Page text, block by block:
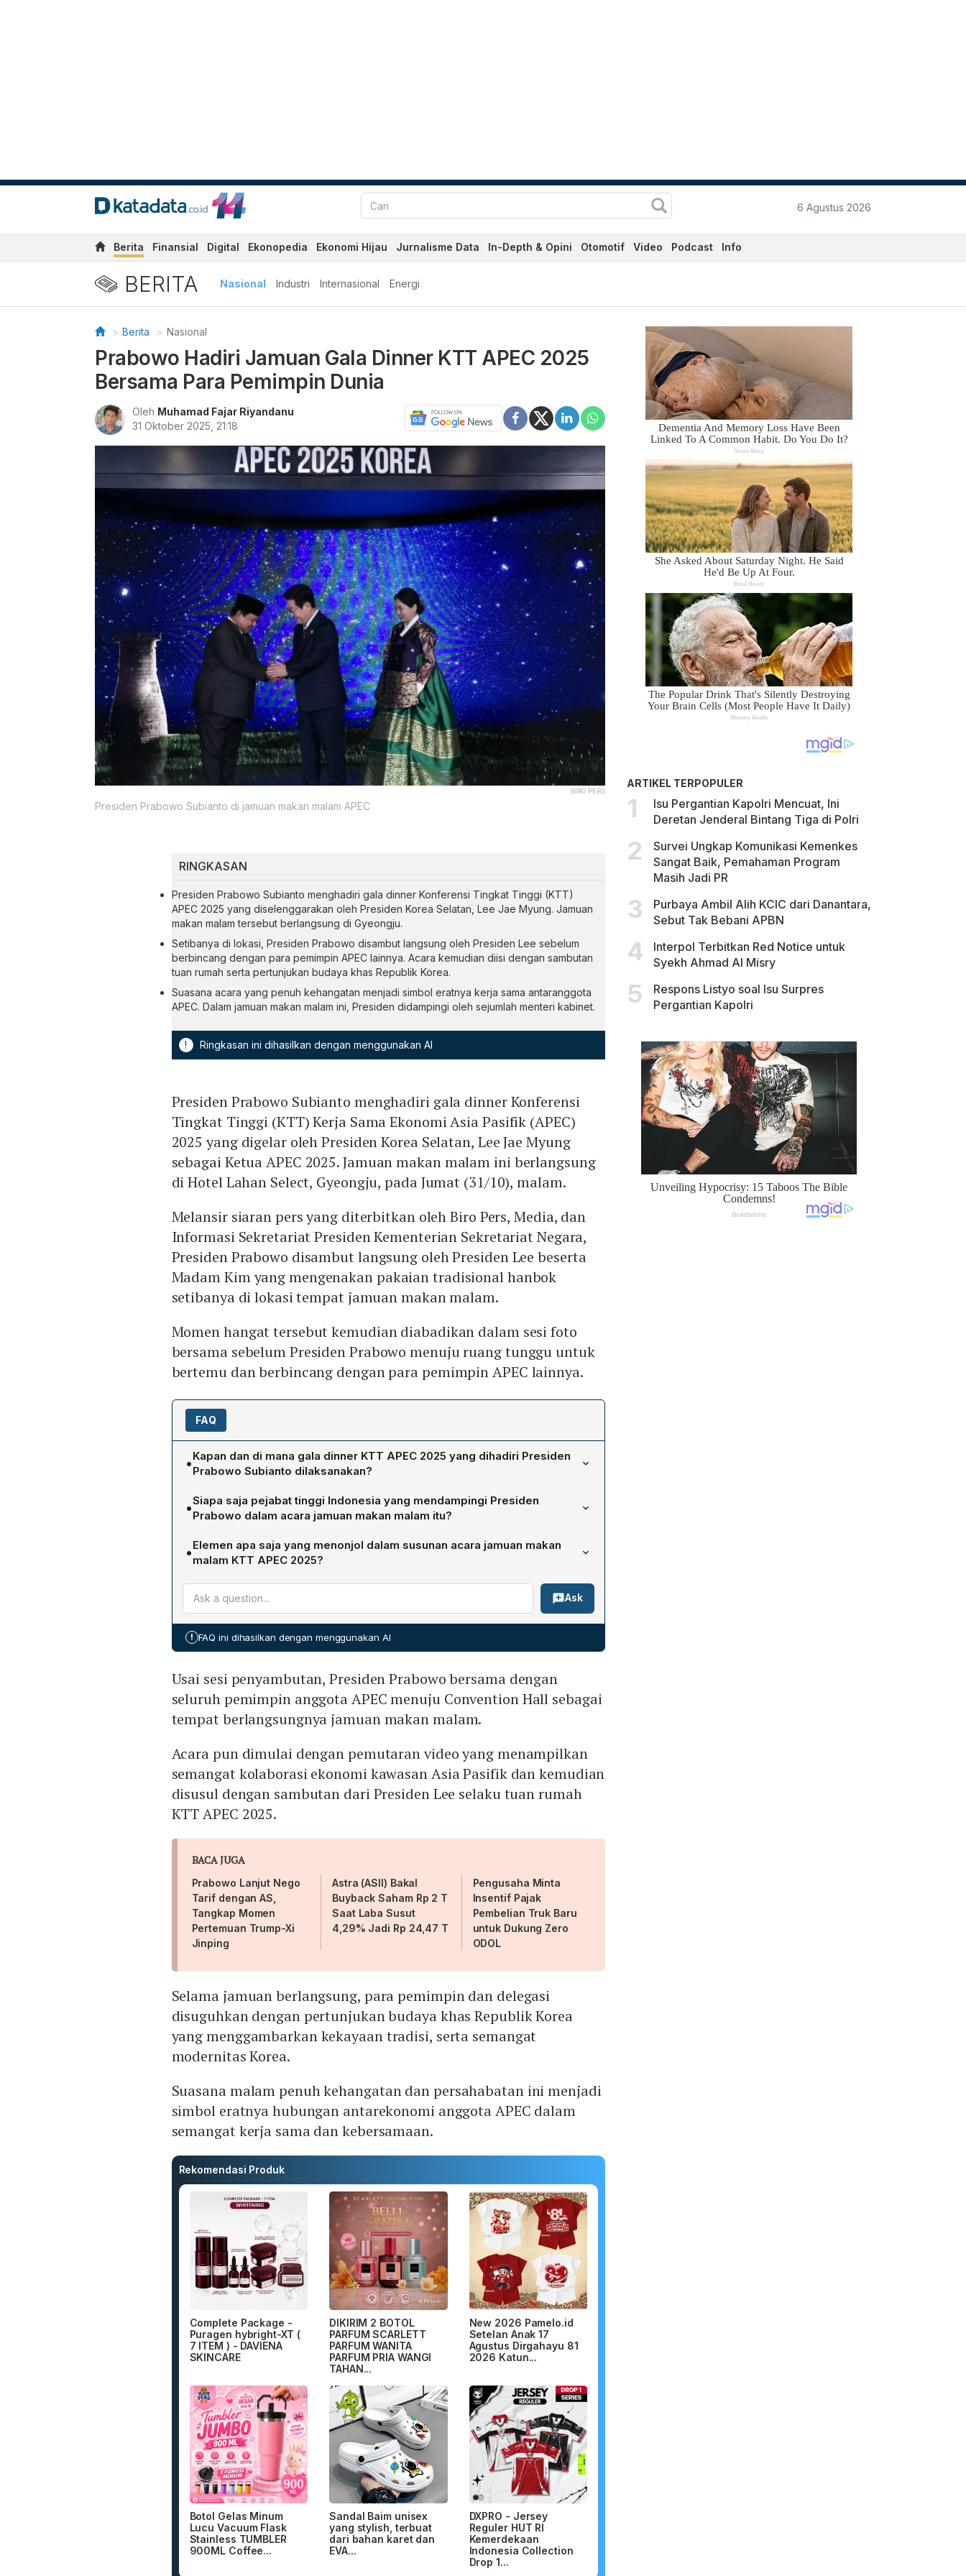
6 Agustus 2026
Berita Finansial Digital Ekonopedia Ekonomi Hijau Jurnalisme Data In-Depth & Opini Otomotif Video Podcast Info
BERITA Nasional Industri Internasional Energi
Berita Nasional
Prabowo Hadiri Jamuan Gala Dinner KTT APEC 2025
Bersama Para Pemimpin Dunia
Oleh Muhamad Fajar Riyandanu
31 Oktober 2025, 21:18
BIRO PERS
Presiden Prabowo Subianto di jamuan makan malam APEC
RINGKASAN
Presiden Prabowo Subianto menghadiri gala dinner Konferensi Tingkat Tinggi (KTT)
APEC 2025 yang diselenggarakan oleh Presiden Korea Selatan, Lee Jae Myung. Jamuan
makan malam tersebut berlangsung di Gyeongju.
Setibanya di lokasi, Presiden Prabowo disambut langsung oleh Presiden Lee sebelum
berbincang dengan para pemimpin APEC lainnya. Acara kemudian diisi dengan sambutan
tuan rumah serta pertunjukan budaya khas Republik Korea.
Suasana acara yang penuh kehangatan menjadi simbol eratnya kerja sama antaranggota
APEC. Dalam jamuan makan malam ini, Presiden didampingi oleh sejumlah menteri kabinet.
! Ringkasan ini dihasilkan dengan menggunakan AI
Presiden Prabowo Subianto menghadiri gala dinner Konferensi
Tingkat Tinggi (KTT) Kerja Sama Ekonomi Asia Pasifik (APEC)
2025 yang digelar oleh Presiden Korea Selatan, Lee Jae Myung
sebagai Ketua APEC 2025. Jamuan makan malam ini berlangsung
di Hotel Lahan Select, Gyeongju, pada Jumat (31/10), malam.
Melansir siaran pers yang diterbitkan oleh Biro Pers, Media, dan
Informasi Sekretariat Presiden Kementerian Sekretariat Negara,
Presiden Prabowo disambut langsung oleh Presiden Lee beserta
Madam Kim yang mengenakan pakaian tradisional hanbok
setibanya di lokasi tempat jamuan makan malam.
Momen hangat tersebut kemudian diabadikan dalam sesi foto
bersama sebelum Presiden Prabowo menuju ruang tunggu untuk
bertemu dan berbincang dengan para pemimpin APEC lainnya.
FAQ
•Kapan dan di mana gala dinner KTT APEC 2025 yang dihadiri Presiden
Prabowo Subianto dilaksanakan?
Gala dinner tersebut berlangsung pada Jumat, 31 Oktober 2023, di Hotel Lahan
Select, Gyeongju, Korea Selatan, sebagai bagian resmi dari rangkaian pertemuan
Konferensi Tingkat Tinggi (KTT) Kerja Sama Ekonomi Asia Pasifik 2025.
•Siapa saja pejabat tinggi Indonesia yang mendampingi Presiden
Prabowo dalam acara jamuan makan malam itu?
Presiden Prabowo didampingi oleh Menteri Koordinator Bidang Perekonomian
Airlangga Hartarto, Menteri Luar Negeri Sugiono, Menteri Perdagangan Budi
serta Sekretaris Kabinet Teddy Indra Wijaya.
•Elemen apa saja yang menonjol dalam susunan acara jamuan makan
malam KTT APEC 2025?
Acara dibuka dengan pemutaran video yang menonjolkan semangat kolaborasi
ekonomi kawasan Asia‑Pasifik, diikuti sambutan resmi dari Presiden Lee Jae Myung
selaku tuan rumah. Selama jamuan, delegasi disuguhkan pertunjukan budaya khas
memperkuat simbol persahabatan antar‑anggota APEC.
Ask
! FAQ ini dihasilkan dengan menggunakan AI
Usai sesi penyambutan, Presiden Prabowo bersama dengan
seluruh pemimpin anggota APEC menuju Convention Hall sebagai
tempat berlangsungnya jamuan makan malam.
Acara pun dimulai dengan pemutaran video yang menampilkan
semangat kolaborasi ekonomi kawasan Asia Pasifik dan kemudian
disusul dengan sambutan dari Presiden Lee selaku tuan rumah
KTT APEC 2025.
BACA JUGA
Prabowo Lanjut Nego
Tarif dengan AS,
Tangkap Momen
Pertemuan Trump-Xi
Jinping
Astra (ASII) Bakal
Buyback Saham Rp 2 T
Saat Laba Susut
4,29% Jadi Rp 24,47 T
Pengusaha Minta
Insentif Pajak
Pembelian Truk Baru
untuk Dukung Zero
ODOL
Selama jamuan berlangsung, para pemimpin dan delegasi
disuguhkan dengan pertunjukan budaya khas Republik Korea
yang menggambarkan kekayaan tradisi, serta semangat
modernitas Korea.
Suasana malam penuh kehangatan dan persahabatan ini menjadi
simbol eratnya hubungan antarekonomi anggota APEC dalam
semangat kerja sama dan kebersamaan.
Rekomendasi Produk
Complete Package -
Puragen hybright-XT (
7 ITEM ) - DAVIENA
SKINCARE
DIKIRIM 2 BOTOL
PARFUM SCARLETT
PARFUM WANITA
PARFUM PRIA WANGI
TAHAN...
New 2026 Pamelo.id
Setelan Anak 17
Agustus Dirgahayu 81
2026 Katun...
Botol Gelas Minum
Lucu Vacuum Flask
Stainless TUMBLER
900ML Coffee...
Sandal Baim unisex
yang stylish, terbuat
dari bahan karet dan
EVA...
DXPRO - Jersey
Reguler HUT RI
Kemerdekaan
Indonesia Collection
Drop 1...
ARTIKEL TERPOPULER
Isu Pergantian Kapolri Mencuat, Ini
Deretan Jenderal Bintang Tiga di Polri
Survei Ungkap Komunikasi Kemenkes
Sangat Baik, Pemahaman Program
Masih Jadi PR
Purbaya Ambil Alih KCIC dari Danantara,
Sebut Tak Bebani APBN
Interpol Terbitkan Red Notice untuk
Syekh Ahmad Al Misry
Respons Listyo soal Isu Surpres
Pergantian Kapolri